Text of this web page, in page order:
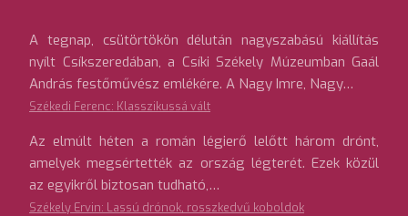
A tegnap, csütörtökön délután nagyszabású kiállítás
nyílt Csíkszeredában, a Csíki Székely Múzeumban Gaál
András festőművész emlékére. A Nagy Imre, Nagy…
Székedi Ferenc: Klasszikussá vált
Az elmúlt héten a román légierő lelőtt három drónt,
amelyek megsértették az ország légterét. Ezek közül
az egyikről biztosan tudható,…
Székely Ervin: Lassú drónok, rosszkedvű koboldok